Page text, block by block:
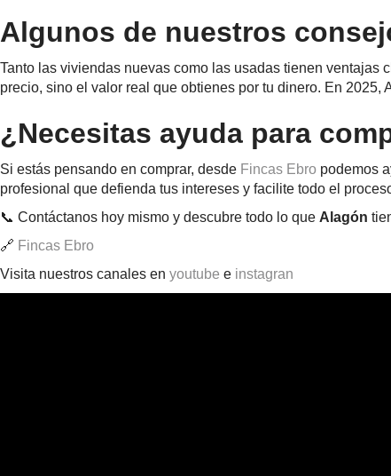
Algunos de nuestros
Tanto las viviendas nuevas como las usadas tienen ventajas
precio, sino el valor real que obtienes por tu dinero. En
¿Necesitas ayuda para
Si estás pensando en comprar, desde Fincas Ebro podemos
profesional que defienda tus intereses y facilite todo el
📞 Contáctanos hoy mismo y descubre todo lo que Alagón
🔗 Fincas Ebro
Visita nuestros canales en youtube e instagran